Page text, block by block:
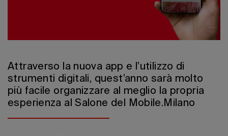
Attraverso la nuova app e l’utilizzo di
strumenti digitali, quest’anno sarà molto
più facile organizzare al meglio la propria
esperienza al Salone del Mobile.Milano